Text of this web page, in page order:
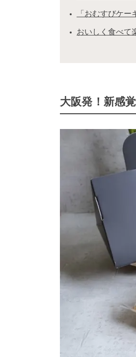
「おむすびケ
おいしく食べて
大阪発！新感